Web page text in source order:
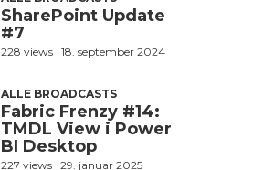
SharePoint Update
#7
228 views 18. september 2024
ALLE BROADCASTS
Fabric Frenzy #14:
TMDL View i Power
BI Desktop
227 views 29. januar 2025